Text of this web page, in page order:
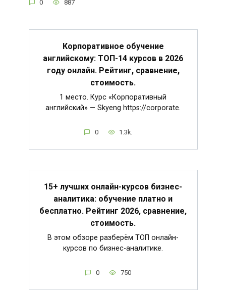
0 887
Корпоративное обучение
английскому: ТОП-14 курсов в 2026
году онлайн. Рейтинг, сравнение,
стоимость.
1 место. Курс «Корпоративный
английский» — Skyeng https://corporate.
0 1.3k.
15+ лучших онлайн-курсов бизнес-
аналитика: обучение платно и
бесплатно. Рейтинг 2026, сравнение,
стоимость.
В этом обзоре разберём ТОП онлайн-
курсов по бизнес-аналитике.
0 750